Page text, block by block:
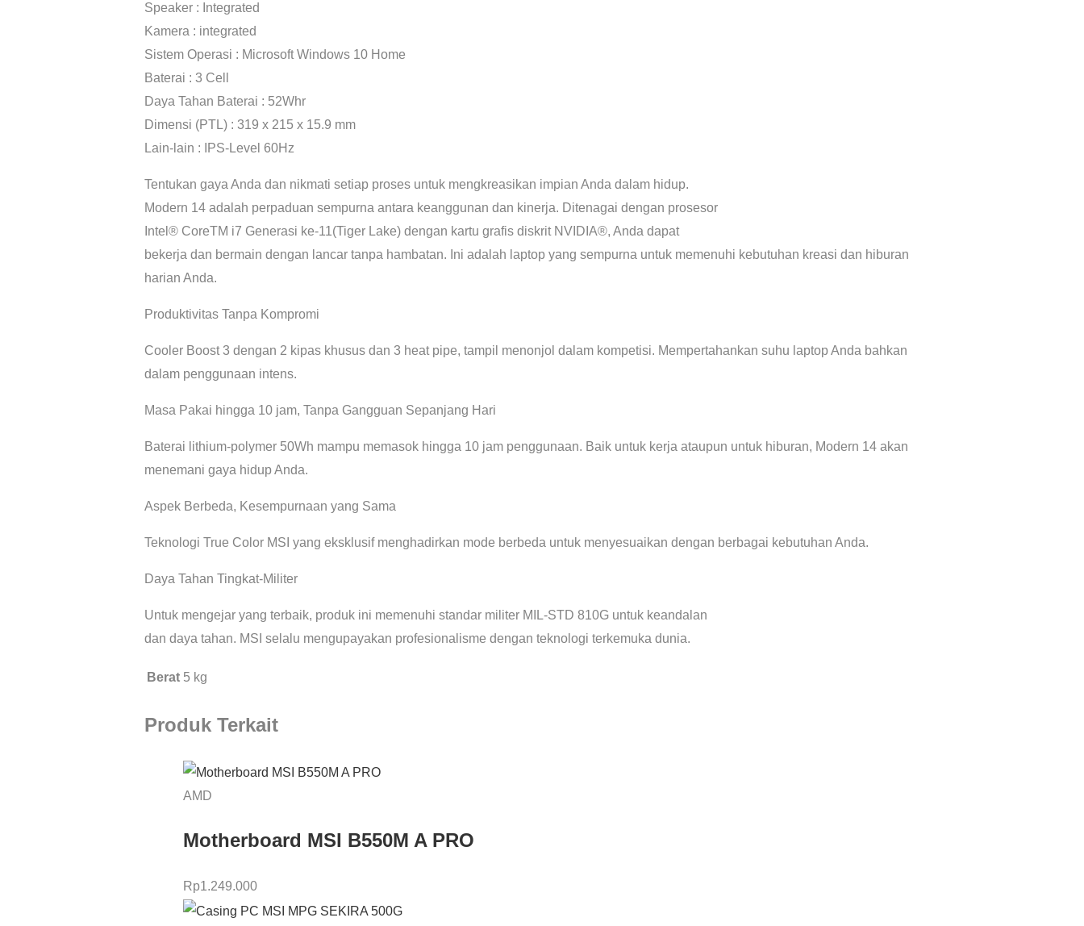
Speaker : Integrated
Kamera : integrated
Sistem Operasi : Microsoft Windows 10 Home
Baterai : 3 Cell
Daya Tahan Baterai : 52Whr
Dimensi (PTL) : 319 x 215 x 15.9 mm
Lain-lain : IPS-Level 60Hz
Tentukan gaya Anda dan nikmati setiap proses untuk mengkreasikan impian Anda dalam hidup.
Modern 14 adalah perpaduan sempurna antara keanggunan dan kinerja. Ditenagai dengan prosesor
Intel® CoreTM i7 Generasi ke-11(Tiger Lake) dengan kartu grafis diskrit NVIDIA®, Anda dapat
bekerja dan bermain dengan lancar tanpa hambatan. Ini adalah laptop yang sempurna untuk memenuhi kebutuhan kreasi dan hiburan
harian Anda.
Produktivitas Tanpa Kompromi
Cooler Boost 3 dengan 2 kipas khusus dan 3 heat pipe, tampil menonjol dalam kompetisi. Mempertahankan suhu laptop Anda bahkan
dalam penggunaan intens.
Masa Pakai hingga 10 jam, Tanpa Gangguan Sepanjang Hari
Baterai lithium-polymer 50Wh mampu memasok hingga 10 jam penggunaan. Baik untuk kerja ataupun untuk hiburan, Modern 14 akan
menemani gaya hidup Anda.
Aspek Berbeda, Kesempurnaan yang Sama
Teknologi True Color MSI yang eksklusif menghadirkan mode berbeda untuk menyesuaikan dengan berbagai kebutuhan Anda.
Daya Tahan Tingkat-Militer
Untuk mengejar yang terbaik, produk ini memenuhi standar militer MIL-STD 810G untuk keandalan
dan daya tahan. MSI selalu mengupayakan profesionalisme dengan teknologi terkemuka dunia.
Berat 5 kg
Produk Terkait
AMD
Motherboard MSI B550M A PRO
Rp1.249.000